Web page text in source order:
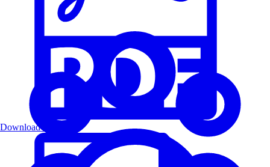
Download PDF